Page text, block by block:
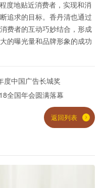
度地贴近消费者，实现和消
追求的目标。香丹清也通过
费者的互动巧妙结合，形成
的曝光量和品牌形象的成功
度中国广告长城奖
全国年会圆满落幕
返回列表